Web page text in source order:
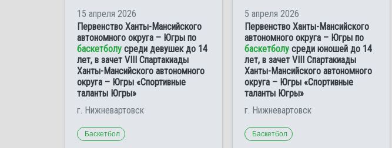
15 апреля 2026
Первенство Ханты-Мансийского
автономного округа – Югры по
баскетболу среди девушек до 14
лет, в зачет VIII Спартакиады
Ханты-Мансийского автономного
округа – Югры «Спортивные
таланты Югры»
г. Нижневартовск
Баскетбол
5 апреля 2026
Первенство Ханты-Мансийского
автономного округа – Югры по
баскетболу среди юношей до 14
лет, в зачет VIII Спартакиады
Ханты-Мансийского автономного
округа – Югры «Спортивные
таланты Югры»
г. Нижневартовск
Баскетбол